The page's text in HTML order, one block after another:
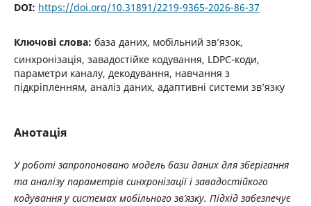
DOI: https://doi.org/10.31891/2219-9365-2026-86-37
Ключові слова: база даних, мобільний зв’язок,
синхронізація, завадостійке кодування, LDPC-коди,
параметри каналу, декодування, навчання з
підкріпленням, аналіз даних, адаптивні системи зв’язку
Анотація
У роботі запропоновано модель бази даних для зберігання
та аналізу параметрів синхронізації і завадостійкого
кодування у системах мобільного зв’язку. Підхід забезпечує